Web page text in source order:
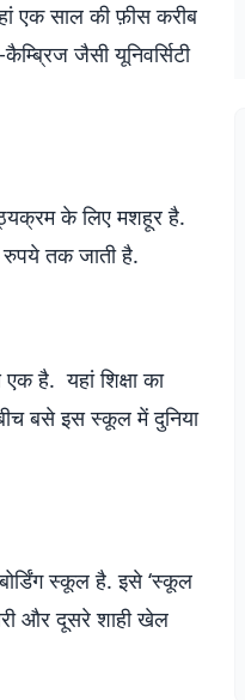
एक साल की फ़ीस करीब
जैसी यूनिवर्सिटी
के लिए मशहूर है.
रुपये तक जाती है.
है. यहां शिक्षा का
बसे इस स्कूल में दुनिया
स्कूल है. इसे ‘स्कूल
और दूसरे शाही खेल